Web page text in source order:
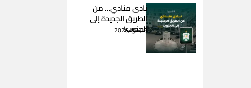
نادى منادي… من
الطريق الجديدة إلى
الجنوب!
2026-08-03